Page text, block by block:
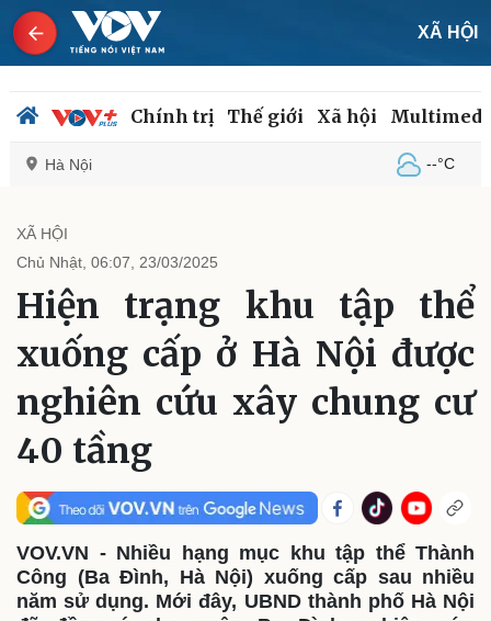
XÃ HỘI
Chính trị Thế giới Xã hội
Hà Nội --°C
Chính trị
Đảng
Tổ chức nhân sự
Quốc hội
Nhận diện sự thật
Tin 24h
Dự báo thời tiết
Giáo dục
Dấu ấn VOV
Việc làm
Biển đảo
XÃ HỘI
Chủ Nhật, 06:07, 23/03/2025
Hiện trạng khu tập thể
xuống cấp ở Hà Nội được
nghiên cứu xây chung cư
40 tầng
VOV.VN - Nhiều hạng mục khu tập thể Thành
Công (Ba Đình, Hà Nội) xuống cấp sau nhiều
năm sử dụng. Mới đây, UBND thành phố Hà Nội